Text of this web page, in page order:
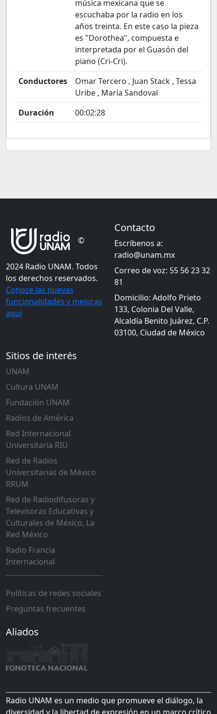
música mexicana que se
escuchaba por la radio en los
años treinta. En este caso la pieza
es "Dorothea", compuesta e
interpretada por el Guasón del
piano (Cri-Cri).
Conductores
Omar Tercero , Juan Stack , Tessa
Uribe , María Sandoval
Duración
00:02:28
©
2024 Radio UNAM. Todos
los derechos reservados.
Conoce las nuevas
funcionalidades y mejoras
aquí
Contacto
Escríbenos a:
radio@unam.mx
Correo de voz: 55 56 23 32
81
Domicilio: Adolfo Prieto
133, Colonia Del Valle,
Alcaldía Benito Juárez, C.P.
03100, Ciudad de México
Sitios de interés
UNAM
Cultura UNAM
Fundación UNAM
Radios de América
Red Internacional
Universitaria RIU
Red de Radios
Universitarias de México
RRUM
Red de Radiodifusoras y
Televisoras Educativas y
Culturales de México, La
Red México
Radio Francia
Internacional
Políticas de redes sociales
Preguntas frecuentes
Aliados
Radio UNAM es un medio que promueve el diálogo, la